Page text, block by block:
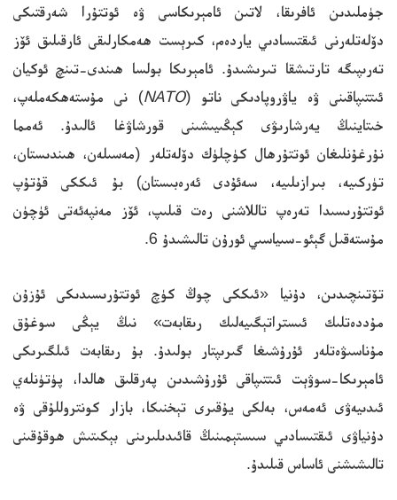
جۈملىدىن ئافرىقا، لاتىن ئامېرىكاسى ۋە ئوتتۇرا شەرقتىكى
دۆلەتلەرنى ئىقتىسادىي ياردەم، كىرېست ھەمكارلىقى ئارقىلىق ئۆز
تەرىپىگە تارتىشقا تىرىشىدۇ. ئامېرىكا بولسا ھىندى-تىنچ ئوكيان
ئىتتىپاقىنى ۋە ياۋروپادىكى ناتو (NATO) نى مۇستەھكەملەپ،
خىتاينىڭ يەرشارىۋى كېڭىيىشىنى قورشاۋغا ئالىدۇ. ئەمما
نۇرغۇنلىغان ئوتتۇرھال كۈچلۈك دۆلەتلەر (مەسىلەن، ھىندىستان،
تۈركىيە، بىرازىلىيە، سەئۇدى ئەرەبىستان) بۇ ئىككى قۇتۇپ
ئوتتۇرىسىدا تەرەپ تاللاشنى رەت قىلىپ، ئۆز مەنپەئەتى ئۈچۈن
مۇستەقىل گېئو-سىياسىي ئورۇن تالىشىدۇ 6.
تۆتىنچىدىن، دۇنيا «ئىككى چوڭ كۈچ ئوتتۇرىسىدىكى ئۇزۇن
مۇددەتلىك ئىستراتېگىيەلىك رىقابەت» نىڭ يېڭى سوغۇق
مۇناسىۋەتلەر ئۇرۇشىغا گىرىپتار بولىدۇ. بۇ رىقابەت ئىلگىرىكى
ئامېرىكا-سوۋېت ئىتتىپاقى ئۇرۇشىدىن پەرقلىق ھالدا، پۈتۈنلەي
ئىدىيەۋى ئەمەس، بەلكى يۇقىرى تېخنىكا، بازار كونتروللۇقى ۋە
دۇنياۋى ئىقتىسادىي سىستېمىنىڭ قائىدىلىرىنى بېكىتىش ھوقۇقىنى
تالىشىشنى ئاساس قىلىدۇ.